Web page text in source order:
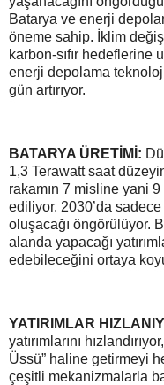
Batarya ve enerji
öneme sahip. İklim
karbon-sıfır
enerji depolama
gün artırıyor.
BATARYA ÜRETİMİ:
1,3 Terawatt saat
rakamın 7 misline yani
ediliyor. 2030’da
oluşacağı öngörülüyor.
alanda yapacağı
edebileceğini ortaya
YATIRIMLAR
yatırımlarını
Üssü” haline getirmeyi
çeşitli mekanizmalarla